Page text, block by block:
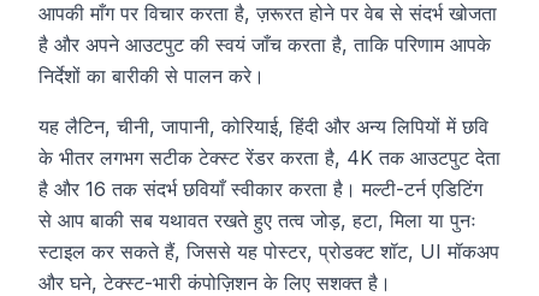
आपकी माँग पर विचार करता है, ज़रूरत होने पर वेब से संदर्भ खोजता
है और अपने आउटपुट की स्वयं जाँच करता है, ताकि परिणाम आपके
निर्देशों का बारीकी से पालन करे।
यह लैटिन, चीनी, जापानी, कोरियाई, हिंदी और अन्य लिपियों में छवि
के भीतर लगभग सटीक टेक्स्ट रेंडर करता है, 4K तक आउटपुट देता
है और 16 तक संदर्भ छवियाँ स्वीकार करता है। मल्टी-टर्न एडिटिंग
से आप बाकी सब यथावत रखते हुए तत्व जोड़, हटा, मिला या पुनः
स्टाइल कर सकते हैं, जिससे यह पोस्टर, प्रोडक्ट शॉट, UI मॉकअप
और घने, टेक्स्ट-भारी कंपोज़िशन के लिए सशक्त है।